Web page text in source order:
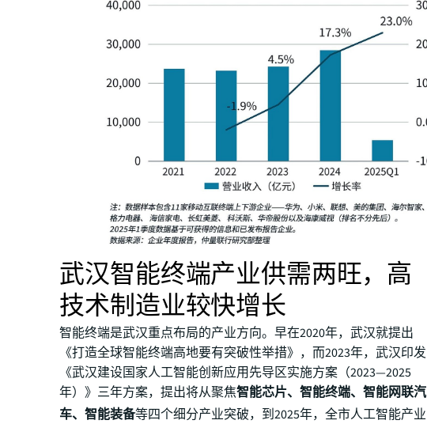
武汉智能终端产业供需两旺，高
技术制造业较快增长
智能终端是武汉重点布局的产业方向。早在2020年，武汉就提出
《打造全球智能终端高地要有突破性举措》，而2023年，武汉印发
《武汉建设国家人工智能创新应用先导区实施方案（2023—2025
年）》三年方案，提出将从聚焦智能芯片、智能终端、智能网联汽
车、智能装备等四个细分产业突破，到2025年，全市人工智能产业